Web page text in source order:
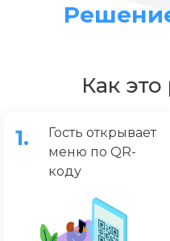
Как это
1.
Гость открывает
меню по QR-
коду